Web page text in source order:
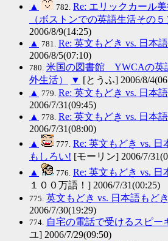
▲
782. Re: エリックカール
（ボストンでの英語生活その５
2006/8/9(14:25)
▲ 781. Re: 英文もどき vs. 日本
2006/8/5(07:10)
780. 米国の図書館 YWCAの
外生活）
▼ [とうふ] 2006/8/
▲ 779. Re: 英文もどき vs. 日本
2006/7/31(09:45)
▲ 778. Re: 英文もどき vs. 日本
2006/7/31(08:00)
▲
777. Re: 英文もどき vs.
もしろい! [モーリン] 2006/7/
▲
776. Re: 英文もどき vs. 日
１００万語！] 2006/7/31(00:25)
775. 英文もどき vs. 日本語もどき
2006/7/30(19:29)
774. 自宅の電話で受けるスピー
ユ] 2006/7/29(09:50)